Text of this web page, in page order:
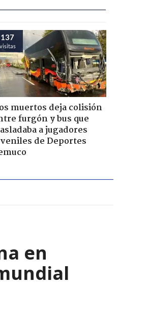
137
visitas
muertos deja colisión
furgón y bus que
a jugadores
de Deportes
en